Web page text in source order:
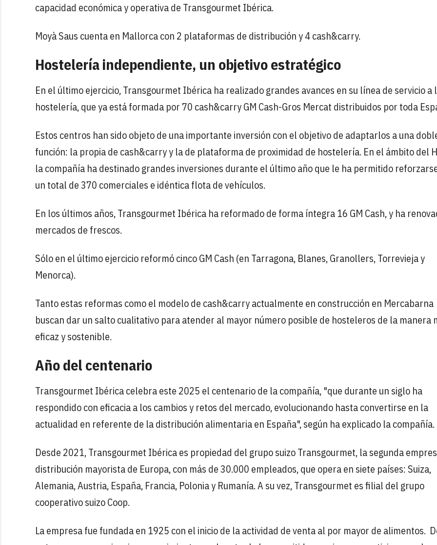
capacidad económica y operativa de Transgourmet Ibérica.
Moyà Saus cuenta en Mallorca con 2 plataformas de distribución y 4 cash&carry.
Hostelería independiente, un objetivo estratégico
En el último ejercicio, Transgourmet Ibérica ha realizado grandes avances en su línea de servicio a
hostelería, que ya está formada por 70 cash&carry GM Cash-Gros Mercat distribuidos por toda
Estos centros han sido objeto de una importante inversión con el objetivo de adaptarlos a una
función: la propia de cash&carry y la de plataforma de proximidad de hostelería. En el ámbito del
la compañía ha destinado grandes inversiones durante el último año que le ha permitido
un total de 370 comerciales e idéntica flota de vehículos.
En los últimos años, Transgourmet Ibérica ha reformado de forma íntegra 16 GM Cash, y ha
mercados de frescos.
Sólo en el último ejercicio reformó cinco GM Cash (en Tarragona, Blanes, Granollers, Torrevieja y
Menorca).
Tanto estas reformas como el modelo de cash&carry actualmente en construcción en Mercabarna
buscan dar un salto cualitativo para atender al mayor número posible de hosteleros de la manera
eficaz y sostenible.
Año del centenario
Transgourmet Ibérica celebra este 2025 el centenario de la compañía, "que durante un siglo ha
respondido con eficacia a los cambios y retos del mercado, evolucionando hasta convertirse en la
actualidad en referente de la distribución alimentaria en España", según ha explicado la compañía.
Desde 2021, Transgourmet Ibérica es propiedad del grupo suizo Transgourmet, la segunda
distribución mayorista de Europa, con más de 30.000 empleados, que opera en siete países: Suiza,
Alemania, Austria, España, Francia, Polonia y Rumanía. A su vez, Transgourmet es filial del grupo
cooperativo suizo Coop.
La empresa fue fundada en 1925 con el inicio de la actividad de venta al por mayor de alimentos.